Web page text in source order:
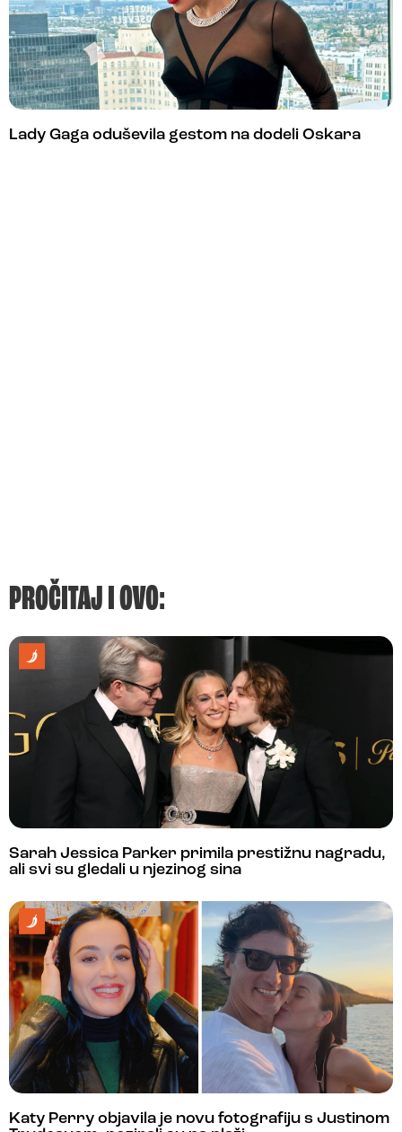
Lady Gaga oduševila gestom na dodeli Oskara
PROČITAJ I OVO:
Sarah Jessica Parker primila prestižnu nagradu,
ali svi su gledali u njezinog sina
Katy Perry objavila je novu fotografiju s Justinom